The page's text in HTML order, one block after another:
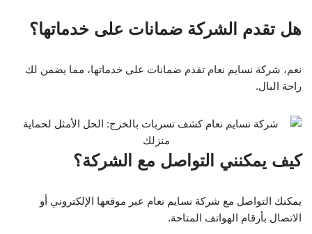
هل تقدم الشركة ضمانات على خدماتها؟
نعم، شركة نسايم نعام تقدم ضمانات على خدماتها، مما يضمن لك
راحة البال.
كيف يمكنني التواصل مع الشركة؟
يمكنك التواصل مع شركة نسايم نعام عبر موقعها الإلكتروني أو
الاتصال بأرقام الهواتف المتاحة.